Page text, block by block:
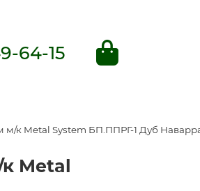
64-15
м/к Metal System БП.ППРГ-1 Дуб
Metal